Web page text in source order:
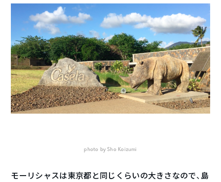
photo by Sho Koizumi
モーリシャスは東京都と同じくらいの大きさなので、島